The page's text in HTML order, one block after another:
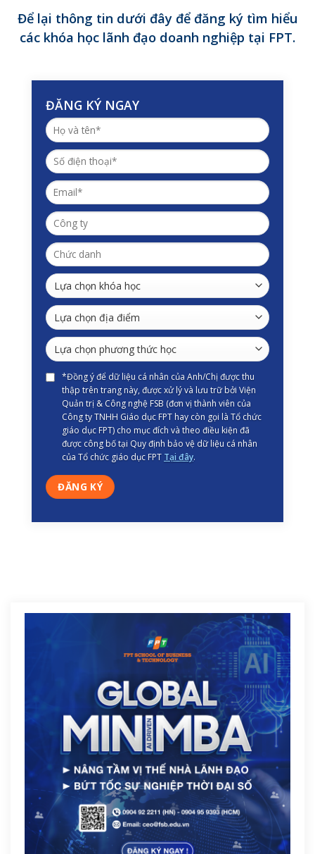
Để lại thông tin dưới đây để đăng ký tìm hiểu
các khóa học lãnh đạo doanh nghiệp tại FPT.
ĐĂNG KÝ NGAY
*Đồng ý để dữ liệu cá nhân của Anh/Chị được thu
thập trên trang này, được xử lý và lưu trữ bởi Viện
Quản trị & Công nghệ FSB (đơn vị thành viên của
Công ty TNHH Giáo dục FPT hay còn gọi là Tổ chức
giáo dục FPT) cho mục đích và theo điều kiện đã
được công bố tại Quy định bảo vệ dữ liệu cá nhân
của Tổ chức giáo dục FPT Tại đây.